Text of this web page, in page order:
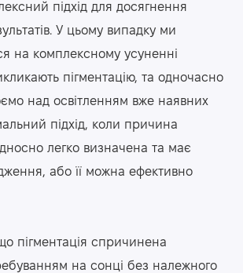
підхід для досягнення
У цьому випадку ми
на комплексному усуненні
пігментацію, та одночасно
над освітленням вже наявних
підхід, коли причина
легко визначена та має
або її можна ефективно
пігментація спричинена
на сонці без належного